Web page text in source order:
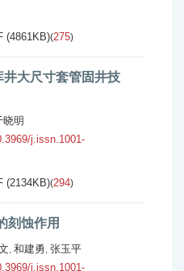
(4861KB)(275)
大尺寸套管固井技
晓明
j.issn.1001-
(2134KB)(294)
刻蚀作用
, 和建勇, 张玉平
j.issn.1001-